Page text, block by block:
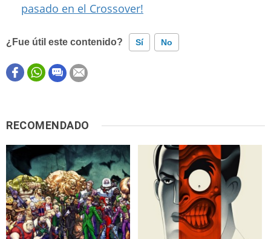
pasado en el Crossover!
¿Fue útil este contenido? Sí No
Este contenido contiene información incorrecta
Otro
RECOMENDADO